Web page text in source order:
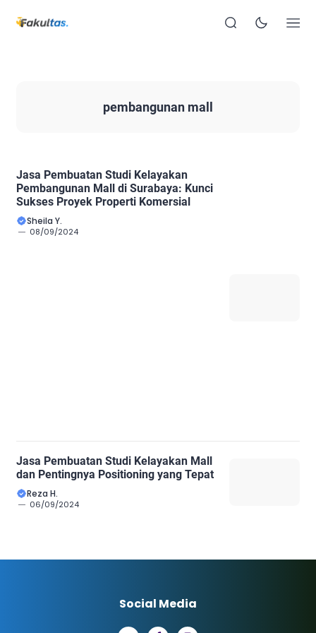
pembangunan mall
Jasa Pembuatan Studi Kelayakan
Pembangunan Mall di Surabaya: Kunci
Sukses Proyek Properti Komersial
Sheila Y.
08/09/2024
Jasa Pembuatan Studi Kelayakan Mall
dan Pentingnya Positioning yang Tepat
Reza H.
06/09/2024
Social Media